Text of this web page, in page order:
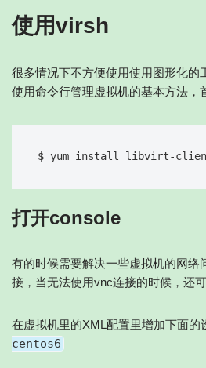
使用virsh
很多情况下不方便使用使用图形化的
使用命令行管理虚拟机的基本方法，
打开console
有的时候需要解决一些虚拟机的网络
接，当无法使用vnc连接的时候，还可
在虚拟机里的XML配置里增加下面的
centos6